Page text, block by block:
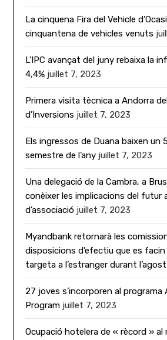
La cinquena Fira del Vehicle
cinquantena de vehicles venuts
L’IPC avançat del juny rebaixa la
4,4% juillet 7, 2023
Primera visita tècnica a Andorra
d’Inversions juillet 7, 2023
Els ingressos de Duana baixen un
semestre de l’any juillet 7, 2023
Una delegació de la Cambra, a
conèixer les implicacions del futur
d’associació juillet 7, 2023
Myandbank retornarà les
disposicions d’efectiu que es
targeta a l’estranger durant l’agost
27 joves s’incorporen al programa
Program juillet 7, 2023
Ocupació hotelera de « rècord » al